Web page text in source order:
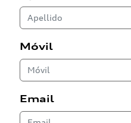
Móvil
Email